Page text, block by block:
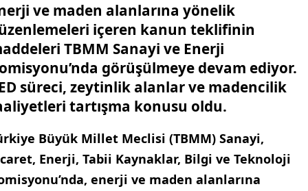
ve maden alanlarına yönelik
içeren kanun teklifinin
TBMM Sanayi ve Enerji
görüşülmeye devam ediyor.
süreci, zeytinlik alanlar ve madencilik
tartışma konusu oldu.
Büyük Millet Meclisi (TBMM) Sanayi,
Enerji, Tabii Kaynaklar, Bilgi ve Teknoloji
enerji ve maden alanlarına